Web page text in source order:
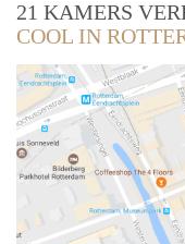
21 KAMERS
COOL IN